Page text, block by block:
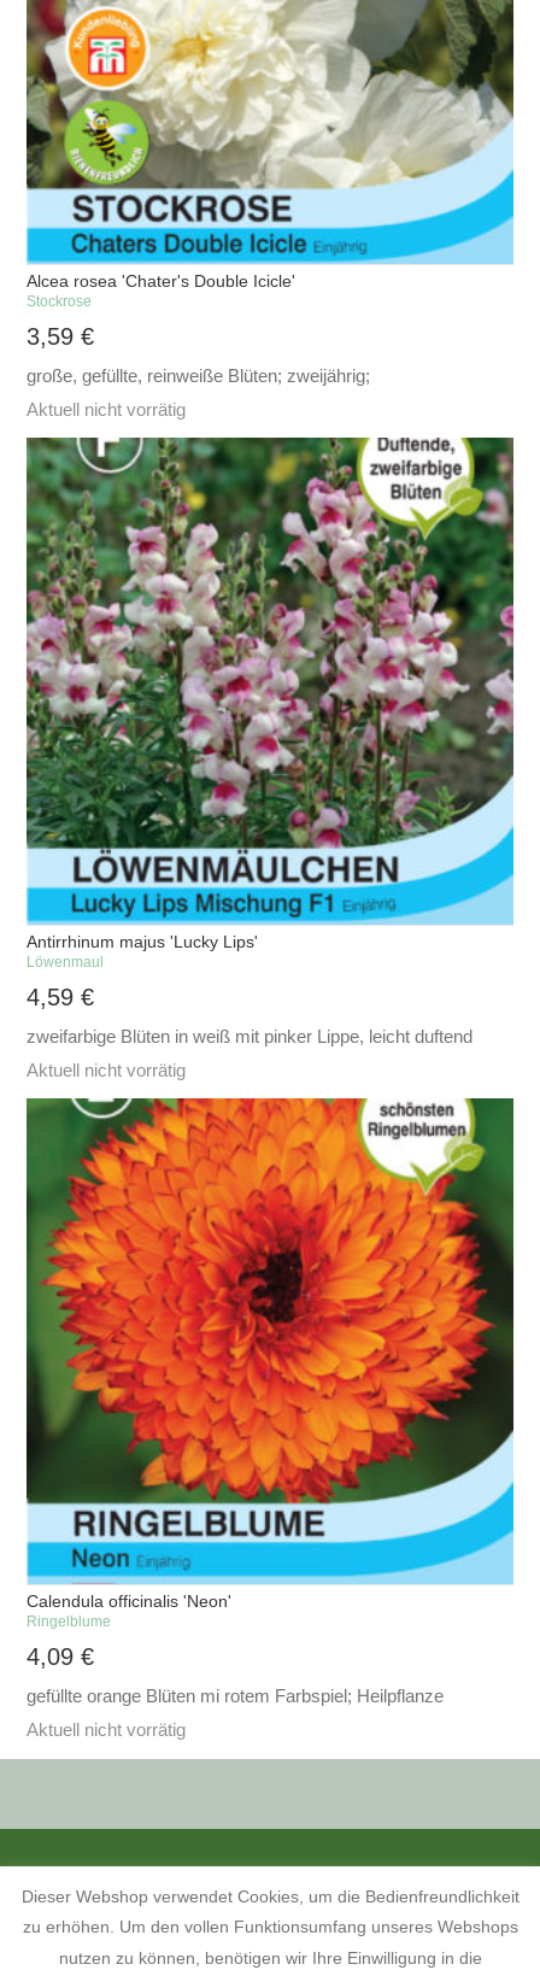
Alcea rosea 'Chater's Double Icicle'
Stockrose
3,59€
große, gefüllte, reinweiße Blüten; zweijährig;
Aktuell nicht vorrätig
Antirrhinum majus 'Lucky Lips'
Löwenmaul
4,59€
zweifarbige Blüten in weiß mit pinker Lippe, leicht duftend
Aktuell nicht vorrätig
Calendula officinalis 'Neon'
Ringelblume
4,09€
gefüllte orange Blüten mi rotem Farbspiel; Heilpflanze
Aktuell nicht vorrätig
KONTAKT, ÖFFNUNGSZEITEN UND ANFAHRTSBESCHREIBUNG
DATENSCHUTZERKLÄRUNG
IMPRESSUM
Dieser Webshop verwendet Cookies, um die Bedienfreundlichkeit
zu erhöhen. Um den vollen Funktionsumfang unseres Webshops
nutzen zu können, benötigen wir Ihre Einwilligung in die